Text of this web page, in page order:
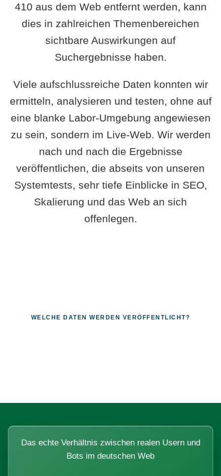
410 aus dem Web entfernt werden, kann
dies in zahlreichen Themenbereichen
sichtbare Auswirkungen auf
Suchergebnisse haben.
Viele aufschlussreiche Daten konnten wir
ermitteln, analysieren und testen, ohne auf
eine blanke Labor-Umgebung angewiesen
zu sein, sondern im Live-Web. Wir werden
nach und nach die Ergebnisse
veröffentlichen, die abseits von unseren
Systemtests, sehr tiefe Einblicke in SEO,
Skalierung und das Web an sich
offenlegen.
WELCHE DATEN WERDEN VERÖFFENTLICHT?
Das echte Verhältnis zwischen realen Usern und
Bots im deutschen Web